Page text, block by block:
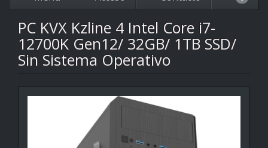
PC KVX Kzline 4 Intel Core i7-
12700K Gen12/ 32GB/ 1TB SSD/
Sin Sistema Operativo